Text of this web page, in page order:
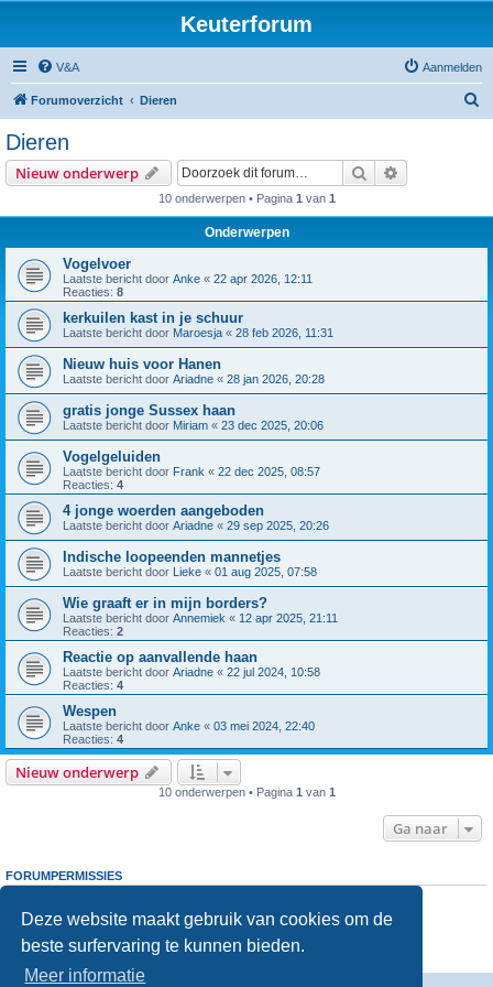
Deze website maakt gebruik van cookies om de
beste surfervaring te kunnen bieden.
Meer informatie
Keuterforum
V&A Aanmelden
Forumoverzicht Dieren
Dieren
Nieuw onderwerp Zoek
10 onderwerpen • Pagina 1 van 1
Onderwerpen
Vogelvoer
Laatste bericht door Anke « 22 apr 2026, 12:11
Reacties: 8
kerkuilen kast in je schuur
Laatste bericht door Maroesja « 28 feb 2026, 11:31
Nieuw huis voor Hanen
Laatste bericht door Ariadne « 28 jan 2026, 20:28
gratis jonge Sussex haan
Laatste bericht door Miriam « 23 dec 2025, 20:06
Vogelgeluiden
Laatste bericht door Frank « 22 dec 2025, 08:57
Reacties: 4
4 jonge woerden aangeboden
Laatste bericht door Ariadne « 29 sep 2025, 20:26
Indische loopeenden mannetjes
Laatste bericht door Lieke « 01 aug 2025, 07:58
Wie graaft er in mijn borders?
Laatste bericht door Annemiek « 12 apr 2025, 21:11
Reacties: 2
Reactie op aanvallende haan
Laatste bericht door Ariadne « 22 jul 2024, 10:58
Reacties: 4
Wespen
Laatste bericht door Anke « 03 mei 2024, 22:40
Reacties: 4
Nieuw onderwerp
10 onderwerpen • Pagina 1 van 1
Ga naar
FORUMPERMISSIES
kunt niet
reageren op onderwerpen in dit forum
kunt nietje eigen berichten wijzigen in dit forum
kunt nietje eigen berichten verwijderen in dit forum
bijlagen plaatsen in dit forum